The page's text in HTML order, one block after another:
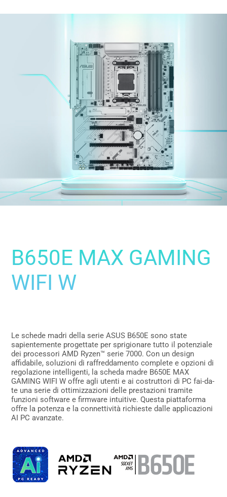
B650E MAX GAMING
WIFI W
Le schede madri della serie ASUS B650E sono state
sapientemente progettate per sprigionare tutto il potenziale
dei processori AMD Ryzen™ serie 7000. Con un design
affidabile, soluzioni di raffreddamento complete e opzioni di
regolazione intelligenti, la scheda madre B650E MAX
GAMING WIFI W offre agli utenti e ai costruttori di PC fai-da-
te una serie di ottimizzazioni delle prestazioni tramite
funzioni software e firmware intuitive. Questa piattaforma
offre la potenza e la connettività richieste dalle applicazioni
AI PC avanzate.